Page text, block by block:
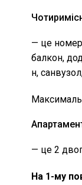
— це
балкон,
н,
— це 2
На 1-му